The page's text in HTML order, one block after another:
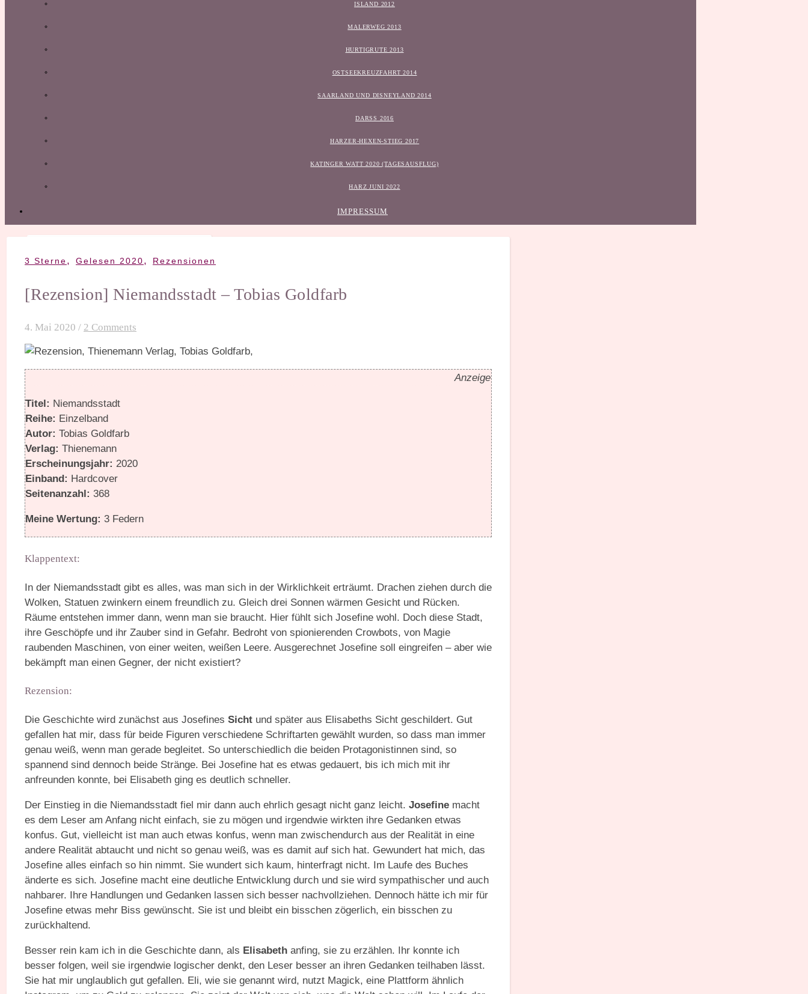
ISLAND 2012
MALERWEG 2013
HURTIGRUTE 2013
OSTSEEKREUZFAHRT 2014
SAARLAND UND DISNEYLAND 2014
DARSS 2016
HARZER-HEXEN-STIEG 2017
KATINGER WATT 2020 (TAGESAUSFLUG)
HARZ JUNI 2022
IMPRESSUM
3 Sterne, Gelesen 2020, Rezensionen
[Rezension] Niemandsstadt – Tobias Goldfarb
4. Mai 2020 / 2 Comments
Anzeige
Titel: Niemandsstadt
Reihe: Einzelband
Autor: Tobias Goldfarb
Verlag: Thienemann
Erscheinungsjahr: 2020
Einband: Hardcover
Seitenanzahl: 368
Meine Wertung: 3 Federn
Klappentext:
In der Niemandsstadt gibt es alles, was man sich in der Wirklichkeit erträumt. Drachen ziehen durch die
Wolken, Statuen zwinkern einem freundlich zu. Gleich drei Sonnen wärmen Gesicht und Rücken.
Räume entstehen immer dann, wenn man sie braucht. Hier fühlt sich Josefine wohl. Doch diese Stadt,
ihre Geschöpfe und ihr Zauber sind in Gefahr. Bedroht von spionierenden Crowbots, von Magie
raubenden Maschinen, von einer weiten, weißen Leere. Ausgerechnet Josefine soll eingreifen – aber wie
bekämpft man einen Gegner, der nicht existiert?
Rezension:
Die Geschichte wird zunächst aus Josefines Sicht und später aus Elisabeths Sicht geschildert. Gut
gefallen hat mir, dass für beide Figuren verschiedene Schriftarten gewählt wurden, so dass man immer
genau weiß, wenn man gerade begleitet. So unterschiedlich die beiden Protagonistinnen sind, so
spannend sind dennoch beide Stränge. Bei Josefine hat es etwas gedauert, bis ich mich mit ihr
anfreunden konnte, bei Elisabeth ging es deutlich schneller.
Der Einstieg in die Niemandsstadt fiel mir dann auch ehrlich gesagt nicht ganz leicht. Josefine macht
es dem Leser am Anfang nicht einfach, sie zu mögen und irgendwie wirkten ihre Gedanken etwas
konfus. Gut, vielleicht ist man auch etwas konfus, wenn man zwischendurch aus der Realität in eine
andere Realität abtaucht und nicht so genau weiß, was es damit auf sich hat. Gewundert hat mich, das
Josefine alles einfach so hin nimmt. Sie wundert sich kaum, hinterfragt nicht. Im Laufe des Buches
änderte es sich. Josefine macht eine deutliche Entwicklung durch und sie wird sympathischer und auch
nahbarer. Ihre Handlungen und Gedanken lassen sich besser nachvollziehen. Dennoch hätte ich mir für
Josefine etwas mehr Biss gewünscht. Sie ist und bleibt ein bisschen zögerlich, ein bisschen zu
zurückhaltend.
Besser rein kam ich in die Geschichte dann, als Elisabeth anfing, sie zu erzählen. Ihr konnte ich
besser folgen, weil sie irgendwie logischer denkt, den Leser besser an ihren Gedanken teilhaben lässt.
Sie hat mir unglaublich gut gefallen. Eli, wie sie genannt wird, nutzt Magick, eine Plattform ähnlich